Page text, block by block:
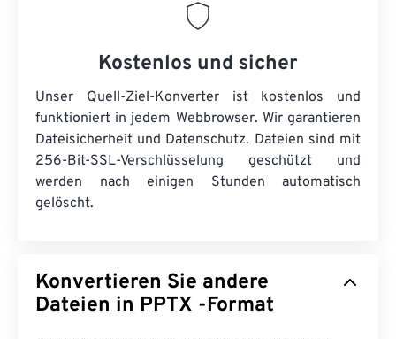
Kostenlos und sicher
Unser Quell-Ziel-Konverter ist kostenlos und
funktioniert in jedem Webbrowser. Wir garantieren
Dateisicherheit und Datenschutz. Dateien sind mit
256-Bit-SSL-Verschlüsselung geschützt und
werden nach einigen Stunden automatisch
gelöscht.
Konvertieren Sie andere
Dateien in PPTX -Format